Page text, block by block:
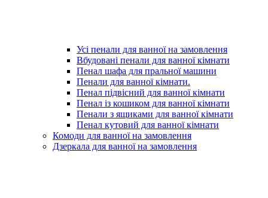
Усі пенали для ванної на замовлення
Вбудовані пенали для ванної кімнати
Пенал шафа для пральної машини
Пенали для ванної кімнати.
Пенал підвісний для ванної кімнати
Пенал із кошиком для ванної кімнати
Пенали з ящиками для ванної кімнати
Пенал кутовий для ванної кімнати
Комоди для ванної на замовлення
Дзеркала для ванної на замовлення